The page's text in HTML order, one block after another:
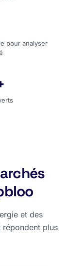
pour analyser
pour analyser
et des
plus